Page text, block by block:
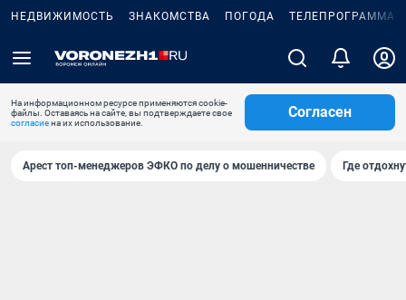
НЕДВИЖИМОСТЬ ЗНАКОМСТВА ПОГОДА ТЕЛЕПРОГРАММА
На информационном ресурсе применяются cookie-
файлы. Оставаясь на сайте, вы подтверждаете свое
согласиена их использование.
Согласен
Арест топ-менеджеров ЭФКО по делу о мошенничестве Где